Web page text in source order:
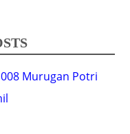
Murugan Potri